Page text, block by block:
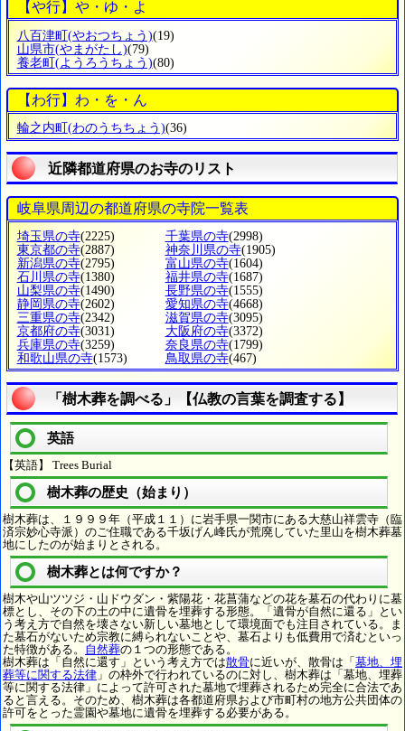
【や行】や・ゆ・よ
八百津町(やおつちょう)(19)
山県市(やまがたし)(79)
養老町(ようろうちょう)(80)
【わ行】わ・を・ん
輪之内町 (わのうちちょう)(36)
近隣都道府県のお寺のリスト
岐阜県周辺の都道府県の寺院一覧表
埼玉県の寺(2225) 千葉県の寺(2998)
東京都の寺(2887) 神奈川県の寺(1905)
新潟県の寺(2795) 富山県の寺(1604)
石川県の寺(1380) 福井県の寺(1687)
山梨県の寺(1490) 長野県の寺(1555)
静岡県の寺(2602) 愛知県の寺(4668)
三重県の寺(2342) 滋賀県の寺(3095)
京都府の寺(3031) 大阪府の寺(3372)
兵庫県の寺(3259) 奈良県の寺(1799)
和歌山県の寺(1573) 鳥取県の寺(467)
「樹木葬を調べる」【仏教の言葉を調査する】
英語
【英語】 Trees Burial
樹木葬の歴史（始まり）
樹木葬は、１９９９年（平成１１）に岩手県一関市にある大慈山祥雲寺（臨
済宗妙心寺派）のご住職である千坂げん峰氏が荒廃していた里山を樹木葬墓
地にしたのが始まりとされる。
樹木葬とは何ですか？
樹木や山ツツジ・山ドウダン・紫陽花・花菖蒲などの花を墓石の代わりに墓
標とし、その下の土の中に遺骨を埋葬する形態。「遺骨が自然に還る」とい
う考え方で自然を壊さない新しい墓地として環境面でも注目されている。ま
た墓石がないため宗教に縛られないことや、墓石よりも低費用で済むといっ
た特徴がある。 自然葬の１つの形態である。
樹木葬は「自然に還す」という考え方では散骨に近いが、散骨は「墓地、埋
葬等に関する法律 」の枠外で行われているのに対し、樹木葬は「墓地、埋葬
等に関する法律」によって許可された墓地で埋葬されるため完全に合法であ
ると言える。そのため、樹木葬は各都道府県および市町村の地方公共団体の
許可をとった霊園や墓地に遺骨を埋葬する必要がある。